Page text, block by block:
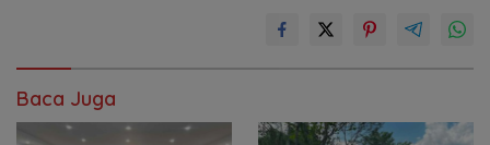
Baca Juga